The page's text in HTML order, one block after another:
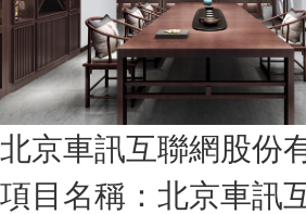
北京車訊互聯網股份
項目名稱：北京車訊